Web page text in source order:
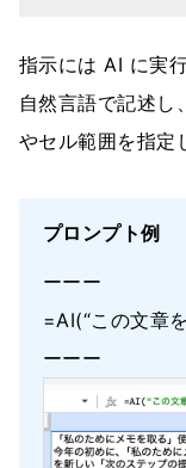
指示には AI に実
自然言語で記述し
やセル範囲を指定
プロンプト例
ーーー
=AI(“この文章
ーーー